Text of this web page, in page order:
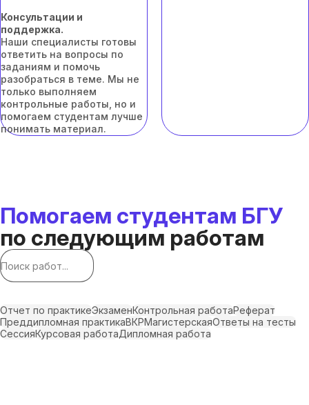
Консультации и
поддержка.
Наши специалисты готовы
ответить на вопросы по
заданиям и помочь
разобраться в теме. Мы не
только выполняем
контрольные работы, но и
помогаем студентам лучше
понимать материал.
Помогаем студентам БГУ
по следующим работам
Отчет по практикеЭкзаменКонтрольная работаРеферат
Преддипломная практикаВКРМагистерскаяОтветы на тесты
СессияКурсовая работаДипломная работа